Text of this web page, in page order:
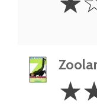
Star
Stars
☆